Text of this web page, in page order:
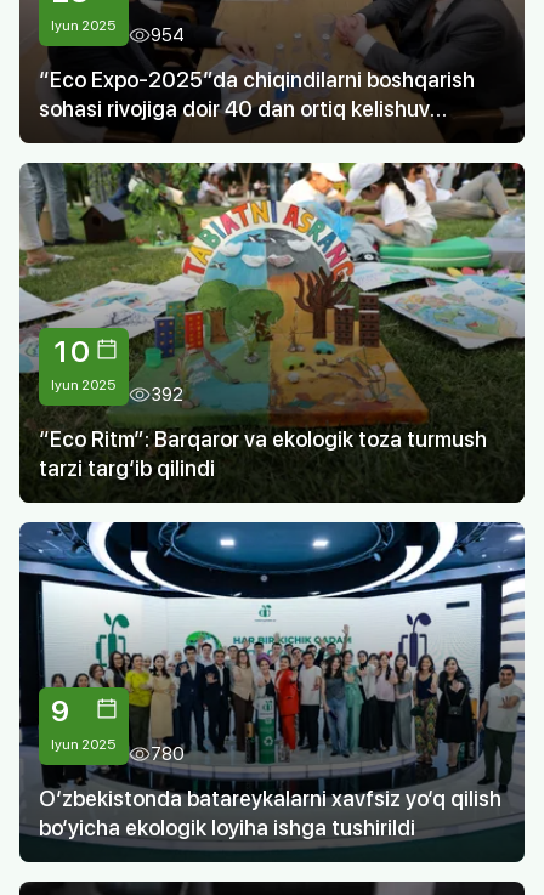
Iyun 2025 954
“Eco Expo-2025”da chiqindilarni boshqarish
sohasi rivojiga doir 40 dan ortiq kelishuv
imzolandi
10
Iyun 2025 392
“Eco Ritm”: Barqaror va ekologik toza turmush
tarzi targ‘ib qilindi
9
Iyun 2025 780
O‘zbekistonda batareykalarni xavfsiz yo‘q qilish
bo‘yicha ekologik loyiha ishga tushirildi